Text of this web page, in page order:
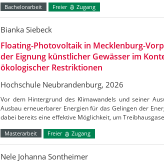
Bachelorarbeit Freier Zugang
Bianka Siebeck
Floating-Photovoltaik in Mecklenburg-
der Eignung künstlicher Gewässer im
ökologischer Restriktionen
Hochschule Neubrandenburg, 2026
Vor dem Hintergrund des Klimawandels und seiner
Ausbau erneuerbarer Energien für das Gelingen der
dabei bereits eine effektive Möglichkeit, um
Masterarbeit Freier Zugang
Nele Johanna Sontheimer